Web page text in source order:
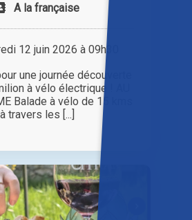
A la française
12 juin 2026 à 09h30
une journée découverte
à vélo électrique ! AU
Balade à vélo de 15 kms
à travers les [...]